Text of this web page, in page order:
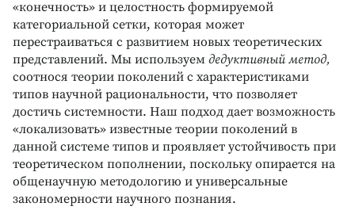
«конечность» и целостность формируемой
категориальной сетки, которая может
перестраиваться с развитием новых теоретических
представлений. Мы используем дедуктивный метод,
соотнося теории поколений с характеристиками
типов научной рациональности, что позволяет
достичь системности. Наш подход дает возможность
«локализовать» известные теории поколений в
данной системе типов и проявляет устойчивость при
теоретическом пополнении, поскольку опирается на
общенаучную методологию и универсальные
закономерности научного познания.